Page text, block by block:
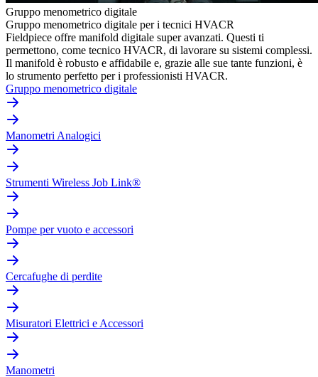
Gruppo menometrico digitale
Gruppo menometrico digitale per i tecnici HVACR
Fieldpiece offre manifold digitale super avanzati. Questi ti
permettono, come tecnico HVACR, di lavorare su sistemi complessi.
Il manifold è robusto e affidabile e, grazie alle sue tante funzioni, è
lo strumento perfetto per i professionisti HVACR.
Gruppo menometrico digitale
Manometri Analogici
Strumenti Wireless Job Link®
Pompe per vuoto e accessori
Cercafughe di perdite
Misuratori Elettrici e Accessori
Manometri